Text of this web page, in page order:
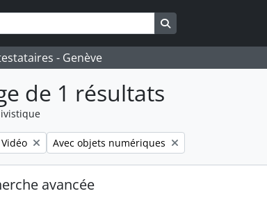
- Genève
de 1 résultats
Remove filter:
Vidéo Remove filter:
Avec objets numériques
avancée